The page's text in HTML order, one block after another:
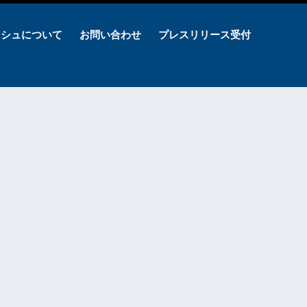
ュについて お問い合わせ プレスリリース受付